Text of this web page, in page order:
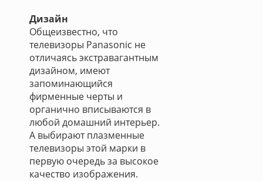
Дизайн
Общеизвестно, что
телевизоры Panasonic не
отличаясь экстравагантным
дизайном, имеют
запоминающийся
фирменные черты и
органично вписываются в
любой домашний интерьер.
А выбирают плазменные
телевизоры этой марки в
первую очередь за высокое
качество изображения.